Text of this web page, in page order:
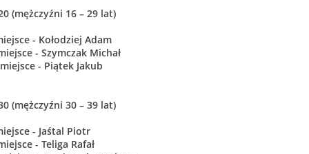
(mężczyźni 16 – 29 lat)
- Kołodziej Adam
- Szymczak Michał
- Piątek Jakub
(mężczyźni 30 – 39 lat)
- Jaśtal Piotr
- Teliga Rafał